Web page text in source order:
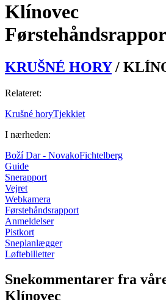
Klínovec
KRUŠNÉ HORY /
Relateret:
Krušné horyTjekkiet
I nærheden:
Boží Dar - NovakoFichtelberg
Guide
Snerapport
Vejret
Webkamera
Førstehåndsrapport
Anmeldelser
Pistkort
Sneplanlægger
Løftebilletter
Snekommentarer fra
Klínovec